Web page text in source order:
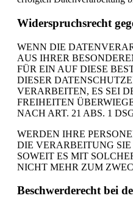
Widerspruchsrecht
WENN DIE
AUS IHRER
FÜR EIN AUF DIESE
DIESER
VERARBEITEN, ES SEI
FREIHEITEN
NACH ART. 21 ABS. 1
WERDEN IHRE
DIE VERARBEITUNG
SOWEIT ES MIT
NICHT MEHR ZUM
Beschwerde­recht bei